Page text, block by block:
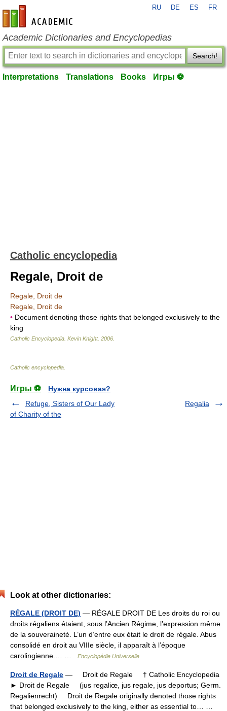
en-academic.com
RU DE ES FR
Academic Dictionaries and Encyclopedias
Search!
Interpretations Translations Books Игры ⚽
Catholic encyclopedia
Regale, Droit de
Regale, Droit de
Regale, Droit de
• Document denoting those rights that belonged exclusively to the
king
Catholic Encyclopedia Kevin Knight. 2006
Catholic encyclopedia
Игры ⚽
Нужна курсовая?
Refuge, Sisters of Our Lady
of Charity of the
Regalia
Look at other dictionaries:
RÉGALE (DROIT DE) — RÉGALE DROIT DE Les droits du roi ou
droits régaliens étaient, sous l’Ancien Régime, l’expression même
de la souveraineté. L’un d’entre eux était le droit de régale. Abus
consolidé en droit au VIIIe siècle, il apparaît à l’époque
carolingienne.… …
Encyclopédie Universelle
Droit de Regale — Droit de Regale † Catholic Encyclopedia
► Droit de Regale (jus regaliœ, jus regale, jus deportus; Germ.
Regalienrecht) Droit de Regale originally denoted those rights
that belonged exclusively to the king, either as essential to… …